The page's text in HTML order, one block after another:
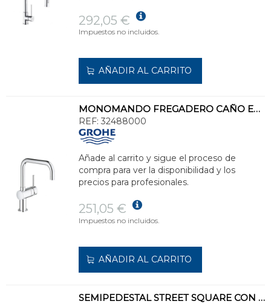
292,05 €
Impuestos no incluidos.
AÑADIR AL CARRITO
MONOMANDO FREGADERO CAÑO EN U MINTA CROMO
REF: 32488000
Añade al carrito y sigue el proceso de
compra para ver la disponibilidad y los
precios para profesionales.
251,05 €
Impuestos no incluidos.
AÑADIR AL CARRITO
SEMIPEDESTAL STREET SQUARE CON JUEGO FIJACIÓN BLANCO